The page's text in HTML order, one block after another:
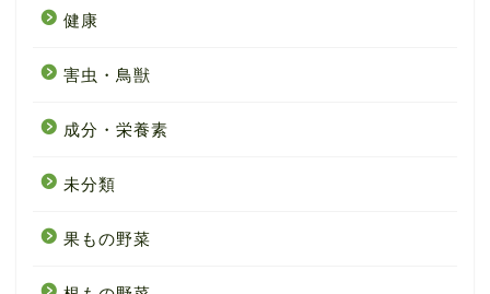
健康
害虫・鳥獣
成分・栄養素
未分類
果もの野菜